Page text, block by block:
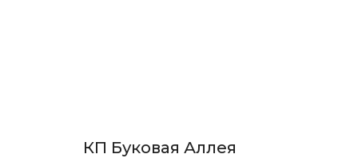
КП Буковая Аллея